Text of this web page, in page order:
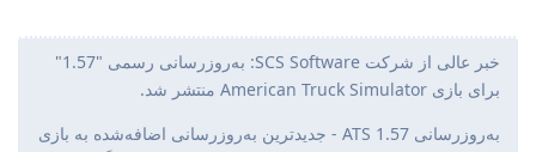
خبر عالی از شرکت SCS Software: به‌روزرسانی رسمی "1.57"
برای بازی American Truck Simulator منتشر شد.
به‌روزرسانی 1.57 ATS - جدیدترین به‌روزرسانی اضافه‌شده به بازی